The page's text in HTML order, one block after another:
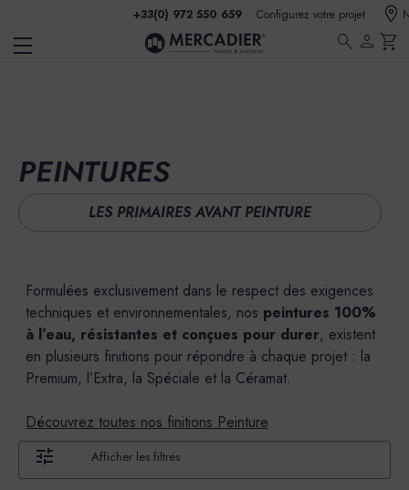
+33(0) 972 550 659 Configurez votre projet
search person shopping_cart
PEINTURES
LES PRIMAIRES AVANT PEINTURE
Formulées exclusivement dans le respect des exigences
techniques et environnementales, nos peintures 100%
à l’eau, résistantes et conçues pour durer, existent
en plusieurs finitions pour répondre à chaque projet : la
Premium, l’Extra, la Spéciale et la Céramat.
Découvrez toutes nos finitions Peinture
Afficher les filtres